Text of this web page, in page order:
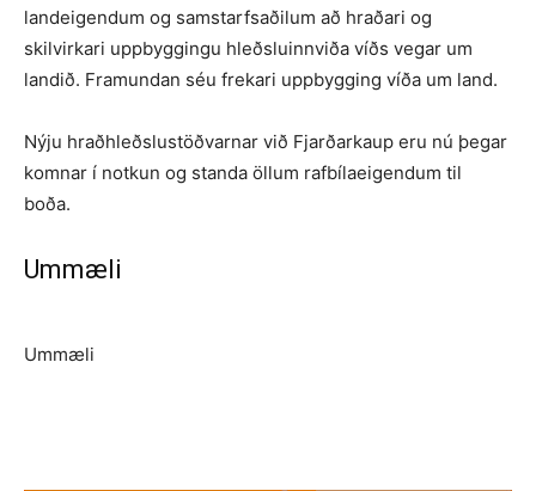
landeigendum og samstarfsaðilum að hraðari og
skilvirkari uppbyggingu hleðsluinnviða víðs vegar um
landið. Framundan séu frekari uppbygging víða um land.
Nýju hraðhleðslustöðvarnar við Fjarðarkaup eru nú þegar
komnar í notkun og standa öllum rafbílaeigendum til
boða.
Ummæli
Ummæli